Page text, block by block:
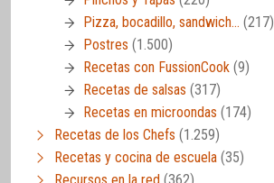
Pizza, bocadillo, sandwich… (217)
Postres (1.500)
Recetas con FussionCook (9)
Recetas de salsas (317)
Recetas en microondas (174)
Recetas de los Chefs (1.259)
Recetas y cocina de escuela (35)